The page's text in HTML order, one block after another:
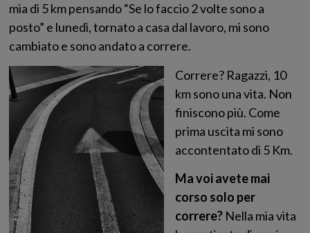
mia di 5 km pensando “Se lo faccio 2 volte sono a
posto” e lunedì, tornato a casa dal lavoro, mi sono
cambiato e sono andato a correre.
Correre? Ragazzi, 10
km sono una vita. Non
finiscono più. Come
prima uscita mi sono
accontentato di 5 Km.
Ma voi avete mai
corso solo per
correre? Nella mia vita